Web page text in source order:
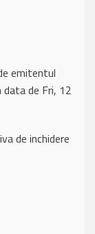
emitentul
data de Fri, 12
de inchidere